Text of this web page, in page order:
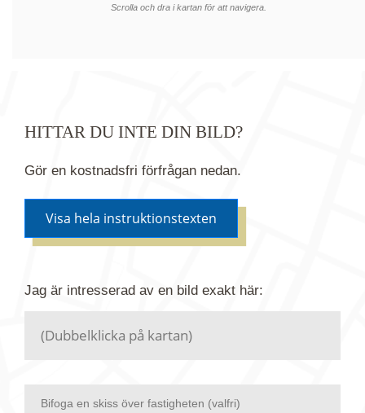
Scrolla och dra i kartan för att navigera.
HITTAR DU INTE DIN BILD?
Gör en kostnadsfri förfrågan nedan.
Visa hela instruktionstexten
förfrågan. Vi har flera miljoner bilder i vårt arkiv
Jag är intresserad av en bild exakt här:
Bifoga en skiss över fastigheten (valfri)